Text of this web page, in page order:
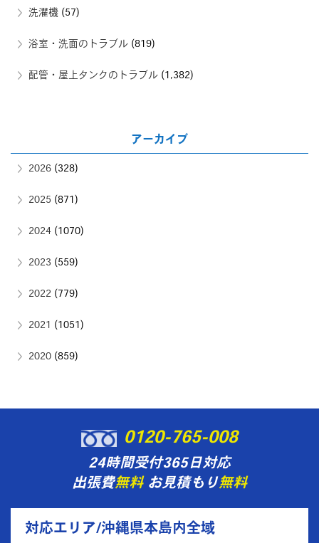
洗濯機 (57)
浴室・洗面のトラブル (819)
配管・屋上タンクのトラブル (1,382)
アーカイブ
2026 (328)
2025 (871)
2024 (1070)
2023 (559)
2022 (779)
2021 (1051)
2020 (859)
0120-765-008
24時間受付365日対応
出張費無料お見積もり無料
対応エリア/沖縄県本島内全域